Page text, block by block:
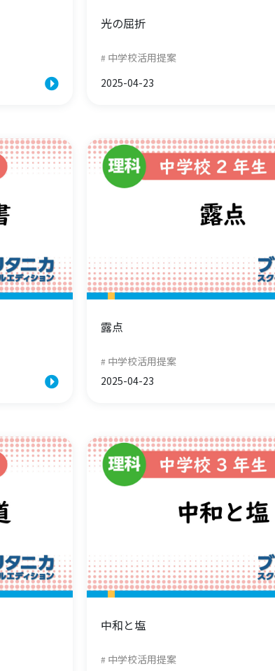
光の屈折
中学校活用提案
2025-04-23
露点
中学校活用提案
2025-04-23
中和と塩
中学校活用提案